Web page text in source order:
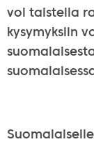
voi taistella
kysymyksiin